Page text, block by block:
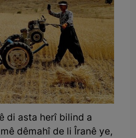
di asta herî bilind a
dêmahî de li Îranê ye,